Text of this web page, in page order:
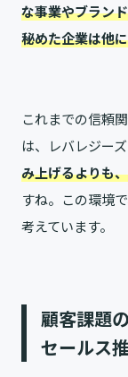
な事業やブラン
秘めた企業は他
これまでの信頼
は、レバレジー
み上げるよりも
すね。この環境
考えています。
顧客課題
セールス